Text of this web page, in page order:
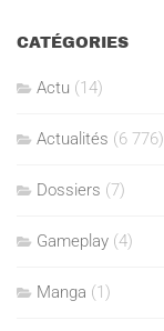
CATÉGORIES
Actu (14)
Actualités (6 776)
Dossiers (7)
Gameplay (4)
Manga (1)